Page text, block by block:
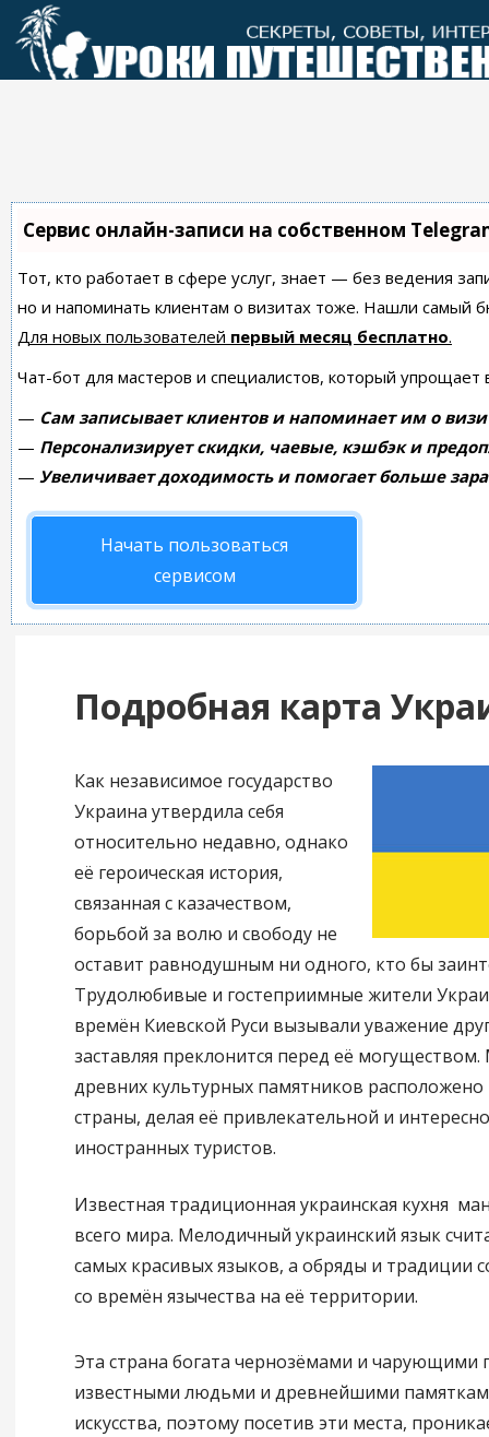
Перейти
контенту
Сервис онлайн-записи на собственном
Тот, кто работает в сфере услуг, знает — без ведения
но и напоминать клиентам о визитах тоже. Нашли самый
Для новых пользователей первый месяц бесплатно.
Чат-бот для мастеров и специалистов, который упрощает
— Сам записывает клиентов и напоминает им о
— Персонализирует скидки, чаевые, кэшбэк и
— Увеличивает доходимость и помогает больше
Начать пользоваться
сервисом
Подробная карта
Как независимое государство
Украина утвердила себя
относительно недавно, однако
её героическая история,
связанная с казачеством,
борьбой за волю и свободу не
оставит равнодушным ни одного, кто бы
Трудолюбивые и гостеприимные жители
времён Киевской Руси вызывали уважение
заставляя преклонится перед её
древних культурных памятников расположено
страны, делая её привлекательной и
иностранных туристов.
Известная традиционная украинская кухня
всего мира. Мелодичный украинский язык
самых красивых языков, а обряды и традиции
со времён язычества на её территории.
Эта страна богата чернозёмами и чарующими
известными людьми и древнейшими
искусства, поэтому посетив эти места,